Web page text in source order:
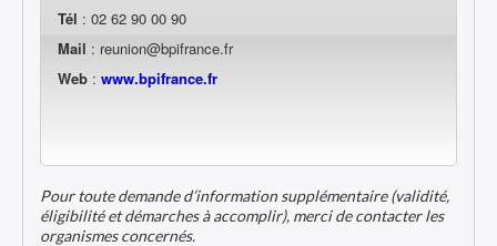
Tél : 02 62 90 00 90
Mail : reunion@bpifrance.fr
Web : www.bpifrance.fr
Pour toute demande d’information supplémentaire (validité,
éligibilité et démarches à accomplir), merci de contacter les
organismes concernés.